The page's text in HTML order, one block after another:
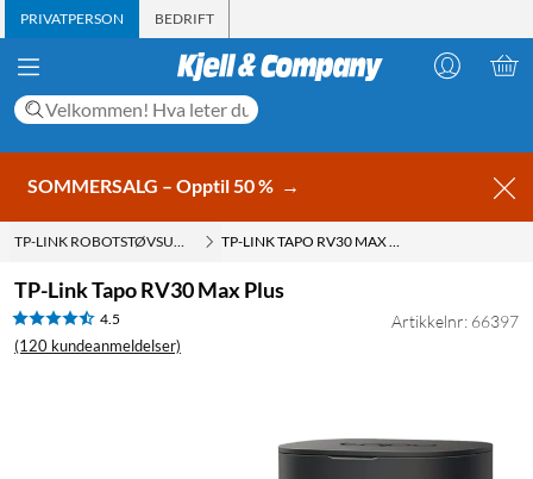
PRIVATPERSON BEDRIFT
SOMMERSALG – Opptil 50 % →
TP-LINK ROBOTSTØVSUGER TP-LINK TAPO RV30 MAX PLUS
TP-Link Tapo RV30 Max Plus
4.5
(120 kundeanmeldelser)
Artikkelnr: 66397